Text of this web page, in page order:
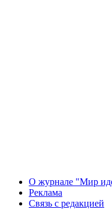
О журнале "Мир
Реклама
Связь с редакцией